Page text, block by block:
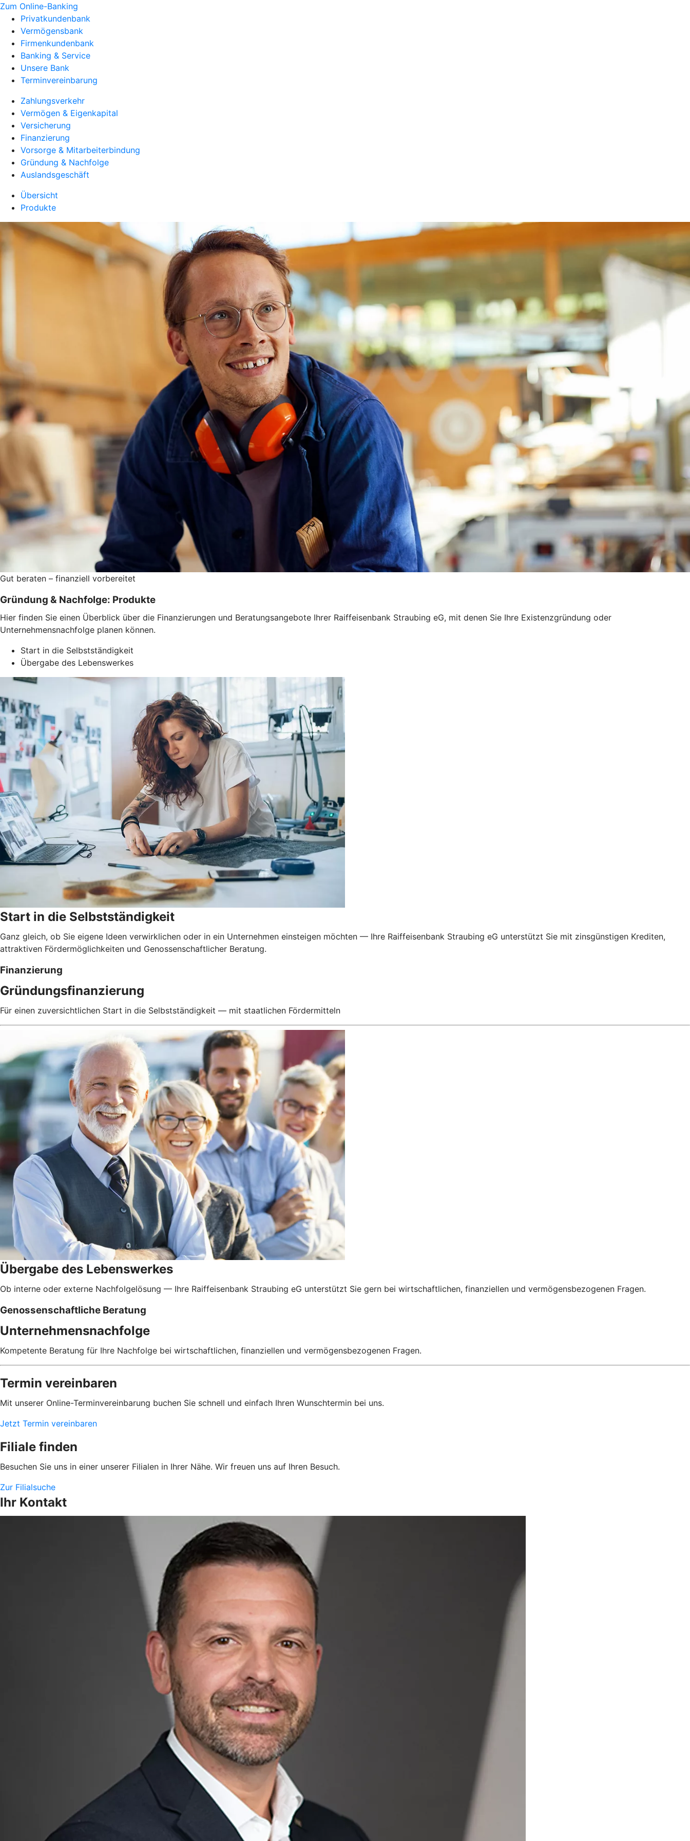
Zum Online-Banking
Privatkundenbank
Vermögensbank
Firmenkundenbank
Banking & Service
Unsere Bank
Terminvereinbarung
Zahlungsverkehr
Vermögen & Eigenkapital
Versicherung
Finanzierung
Vorsorge & Mitarbeiterbindung
Gründung & Nachfolge
Auslandsgeschäft
Übersicht
Produkte
Gut beraten – finanziell vorbereitet
Gründung & Nachfolge: Produkte
Hier finden Sie einen Überblick über die Finanzierungen und Beratungsangebote Ihrer Raiffeisenbank Straubing eG, mit denen Sie Ihre Existenzgründung oder
Unternehmensnachfolge planen können.
Start in die Selbstständigkeit
Übergabe des Lebenswerkes
Start in die Selbstständigkeit
Ganz gleich, ob Sie eigene Ideen verwirklichen oder in ein Unternehmen einsteigen möchten — Ihre Raiffeisenbank Straubing eG unterstützt Sie mit zinsgünstigen Krediten,
attraktiven Fördermöglichkeiten und Genossenschaftlicher Beratung.
Finanzierung
Gründungsfinanzierung
Für einen zuversichtlichen Start in die Selbstständigkeit — mit staatlichen Fördermitteln
Übergabe des Lebenswerkes
Ob interne oder externe Nachfolgelösung — Ihre Raiffeisenbank Straubing eG unterstützt Sie gern bei wirtschaftlichen, finanziellen und vermögensbezogenen Fragen.
Genossenschaftliche Beratung
Unternehmensnachfolge
Kompetente Beratung für Ihre Nachfolge bei wirtschaftlichen, finanziellen und vermögensbezogenen Fragen.
Termin vereinbaren
Mit unserer Online-Terminvereinbarung buchen Sie schnell und einfach Ihren Wunschtermin bei uns.
Jetzt Termin vereinbaren
Filiale finden
Besuchen Sie uns in einer unserer Filialen in Ihrer Nähe. Wir freuen uns auf Ihren Besuch.
Zur Filialsuche
Ihr Kontakt